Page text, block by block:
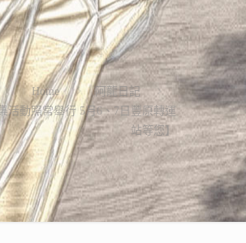
Home
阿龍日記
活動照常舉行 5月6、7日豐原轉運
站等您】